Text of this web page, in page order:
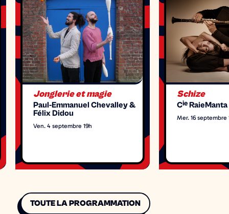
Jonglerie et magie
Paul-Emmanuel Chevalley &
Félix Didou
Ven. 4 septembre 19h
Schize
CieRaieManta
Mer. 16 septembre
TOUTE LA PROGRAMMATION